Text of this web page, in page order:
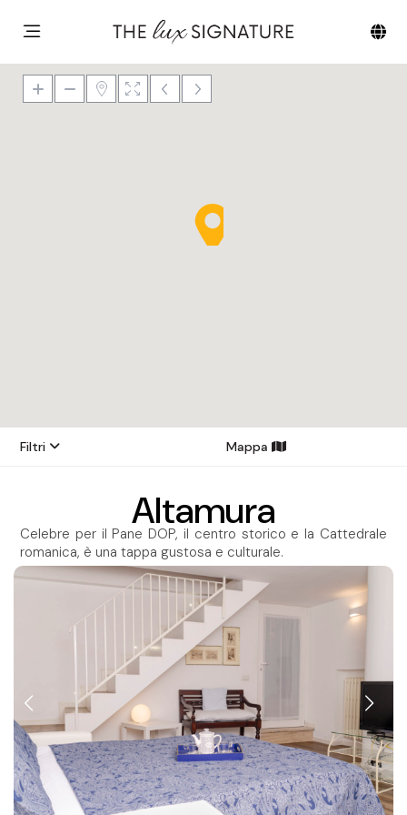
Filtri Mappa
Altamura
Celebre per il Pane DOP, il centro storico e la Cattedrale
romanica, è una tappa gustosa e culturale.